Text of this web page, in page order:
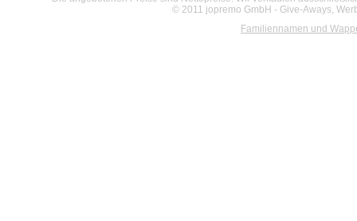
© 2011 jopremo GmbH - Give-Aways,
Familiennamen und